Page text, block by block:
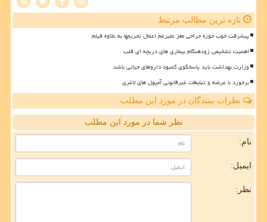
تازه ترین مطالب مرتبط
پیشرفت خوب حوزه جراحی مغز علیرغم اعمال تحریمها به علاوه فیلم
اهمیت تشخیص زودهنگام بیماری های دریچه ای قلب
وزارت بهداشت باید پاسخگوی کمبود داروهای حیاتی باشد
برخورد با عرضه و تبلیغات غیرقانونی آمپول های لاغری
نظرات بینندگان در مورد این مطلب
نظر شما در مورد این مطلب
نام:
ایمیل:
نظر: